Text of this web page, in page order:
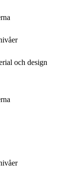
och design